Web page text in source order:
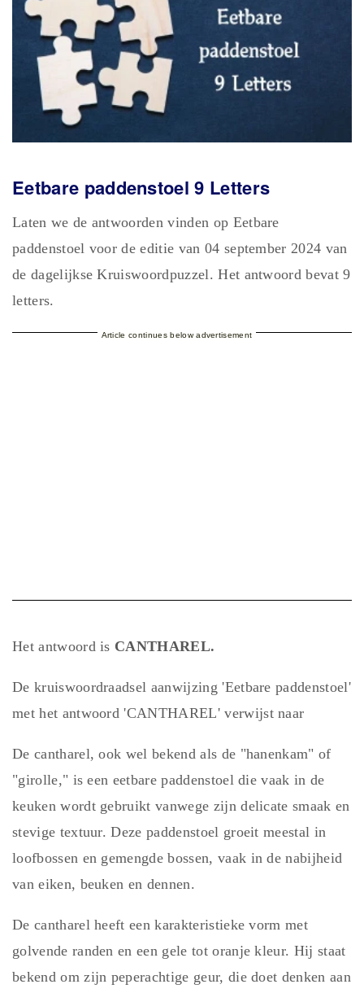
Eetbare paddenstoel 9 Letters
Laten we de antwoorden vinden op Eetbare
paddenstoel voor de editie van 04 september 2024 van
de dagelijkse Kruiswoordpuzzel. Het antwoord bevat 9
letters.
Article continues below advertisement
Het antwoord is CANTHAREL.
De kruiswoordraadsel aanwijzing 'Eetbare paddenstoel'
met het antwoord 'CANTHAREL' verwijst naar
De cantharel, ook wel bekend als de "hanenkam" of
"girolle," is een eetbare paddenstoel die vaak in de
keuken wordt gebruikt vanwege zijn delicate smaak en
stevige textuur. Deze paddenstoel groeit meestal in
loofbossen en gemengde bossen, vaak in de nabijheid
van eiken, beuken en dennen.
De cantharel heeft een karakteristieke vorm met
golvende randen en een gele tot oranje kleur. Hij staat
bekend om zijn peperachtige geur, die doet denken aan